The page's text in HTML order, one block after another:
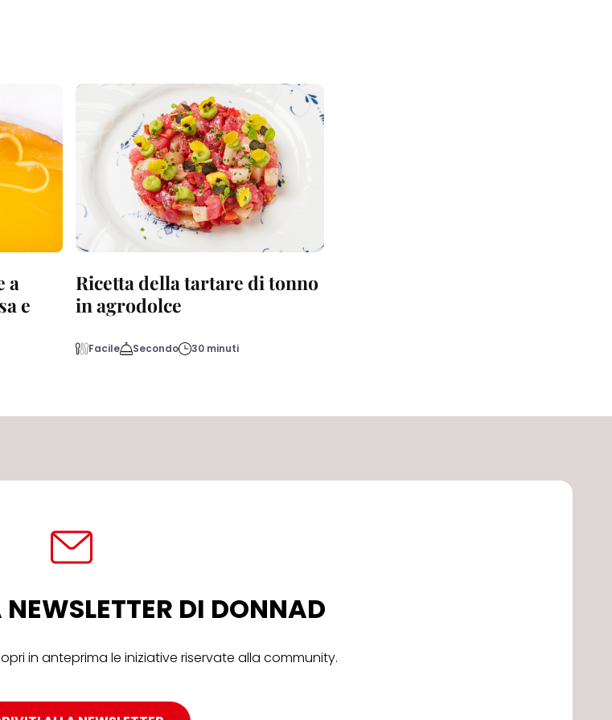
a
e
Ricetta della tartare di tonno
in agrodolce
Facile Secondo 30 minuti
DI DONNAD
in anteprima le iniziative riservate alla community.